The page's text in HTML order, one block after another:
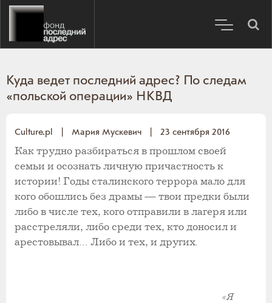
Куда ведет последний адрес? По следам
«польской операции» НКВД
Culture.pl Мария Мускевич 23 сентября 2016
Как трудно разбираться в прошлом своей
семьи и осознать личную причастность к
истории! Годы сталинского террора мало для
кого обошлись без драмы — твои предки были
либо в числе тех, кого отправили в лагеря или
расстреляли, либо среди тех, кто доносил и
арестовывал… Либо и тех, и других.
«Я